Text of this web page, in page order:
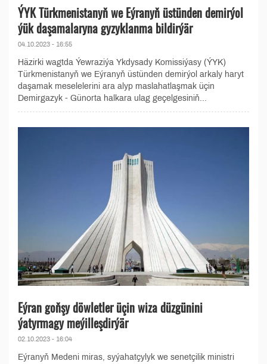
ÝYK Türkmenistanyň we Eýranyň üstünden demirýol
ýük daşamalaryna gyzyklanma bildirýär
04.10.2023 - 16:55
Häzirki wagtda Ýewraziýa Ykdysady Komissiýasy (ÝYK)
Türkmenistanyň we Eýranyň üstünden demirýol arkaly haryt
daşamak meselelerini ara alyp maslahatlaşmak üçin
Demirgazyk - Günorta halkara ulag geçelgesiniň...
Eýran goňşy döwletler üçin wiza düzgünini
ýatyrmagy meýilleşdirýär
02.10.2023 - 16:04
Eýranyň Medeni miras, syýahatçylyk we senetçilik ministri